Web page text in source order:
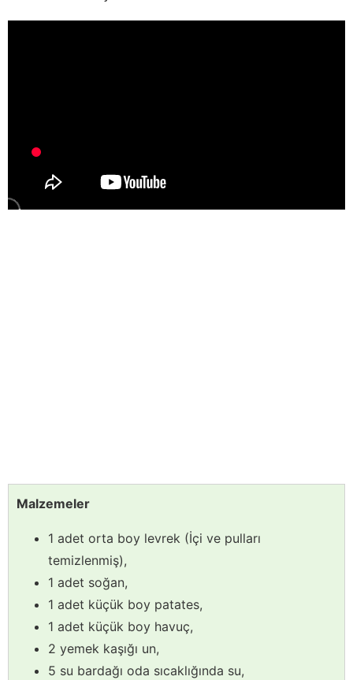
Malzemeler
1 adet orta boy levrek (İçi ve pulları
temizlenmiş),
1 adet soğan,
1 adet küçük boy patates,
1 adet küçük boy havuç,
2 yemek kaşığı un,
5 su bardağı oda sıcaklığında su,